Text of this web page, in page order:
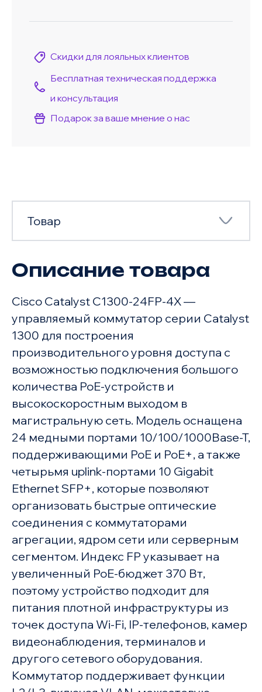
Скидки для лояльных клиентов
Бесплатная техническая поддержка
и консультация
Подарок за ваше мнение о нас
Товар
Товар
Характеристики
Описание товара
Cisco Catalyst C1300-24FP-4X —
управляемый коммутатор серии Catalyst
1300 для построения
производительного уровня доступа с
возможностью подключения большого
количества PoE-устройств и
высокоскоростным выходом в
магистральную сеть. Модель оснащена
24 медными портами 10/100/1000Base-T,
поддерживающими PoE и PoE+, а также
четырьмя uplink-портами 10 Gigabit
Ethernet SFP+, которые позволяют
организовать быстрые оптические
соединения с коммутаторами
агрегации, ядром сети или серверным
сегментом. Индекс FP указывает на
увеличенный PoE-бюджет 370 Вт,
поэтому устройство подходит для
питания плотной инфраструктуры из
точек доступа Wi-Fi, IP-телефонов, камер
видеонаблюдения, терминалов и
другого сетевого оборудования.
Коммутатор поддерживает функции